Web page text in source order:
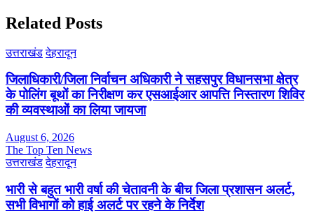
Related Posts
उत्तराखंड देहरादून
जिलाधिकारी/जिला निर्वाचन अधिकारी ने सहसपुर विधानसभा क्षेत्र
के पोलिंग बूथों का निरीक्षण कर एसआईआर आपत्ति निस्तारण शिविर
की व्यवस्थाओं का लिया जायजा
August 6, 2026
The Top Ten News
उत्तराखंड देहरादून
भारी से बहुत भारी वर्षा की चेतावनी के बीच जिला प्रशासन अलर्ट,
सभी विभागों को हाई अलर्ट पर रहने के निर्देश